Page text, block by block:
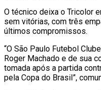
O técnico deixa o Tricolor
sem vitórias, com três
últimos compromissos.
“O São Paulo Futebol
Roger Machado e de sua
tomada após a partida
pela Copa do Brasil”,